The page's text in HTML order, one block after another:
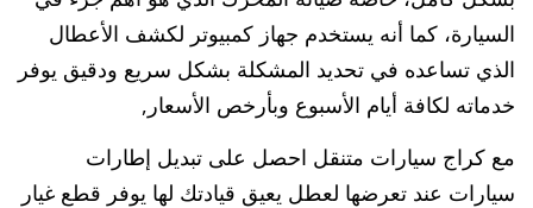
السيارة، كما أنه يستخدم جهاز كمبيوتر لكشف الأعطال
الذي تساعده في تحديد المشكلة بشكل سريع ودقيق يوفر
خدماته لكافة أيام الأسبوع وبأرخص الأسعار,
مع كراج سيارات متنقل احصل على تبديل إطارات
سيارات عند تعرضها لعطل يعيق قيادتك لها يوفر قطع غيار